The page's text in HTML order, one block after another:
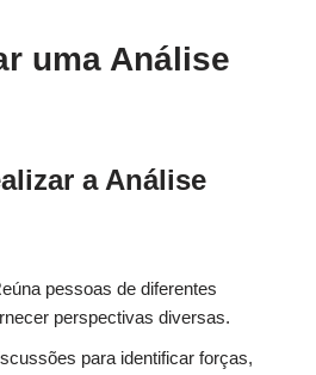
uma Análise
a Análise
pessoas de diferentes
perspectivas diversas.
para identificar forças,